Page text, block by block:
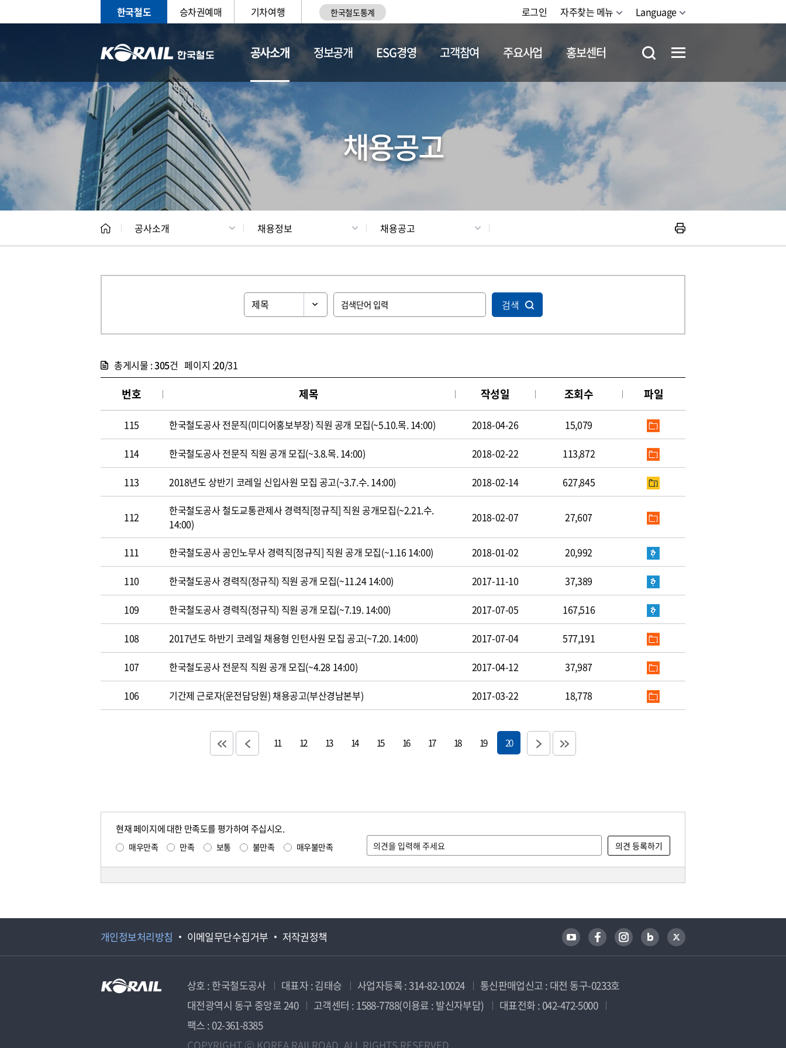
한국철도 승차권예매 기차여행 한국철도통계 로그인 자주찾는 메뉴 Language
공사소개
CEO 일반현황 채용정보
정보공개 ESG경영 고객참여 주요사업 홍보센터
채용공고
공사소개 채용정보 채용공고
검색
총게시물 :305건 페이지 :20/31
번호 제목 작성일 조회수 파일
115 한국철도공사 전문직(미디어홍보부장) 직원 공개 모집(~5.10.목. 14:00) 2018-04-26 15,079
114 한국철도공사 전문직 직원 공개 모집(~3.8.목. 14:00) 2018-02-22 113,872
113 2018년도 상반기 코레일 신입사원 모집 공고(~3.7.수. 14:00) 2018-02-14 627,845
112
한국철도공사 철도교통관제사 경력직[정규직] 직원 공개모집(~2.21.수.
14:00)
2018-02-07 27,607
111 한국철도공사 공인노무사 경력직[정규직] 직원 공개 모집(~1.16 14:00) 2018-01-02 20,992
110 한국철도공사 경력직(정규직) 직원 공개 모집(~11.24 14:00) 2017-11-10 37,389
109 한국철도공사 경력직(정규직) 직원 공개 모집(~7.19. 14:00) 2017-07-05 167,516
108 2017년도 하반기 코레일 채용형 인턴사원 모집 공고(~7.20. 14:00) 2017-07-04 577,191
107 한국철도공사 전문직 직원 공개 모집(~4.28 14:00) 2017-04-12 37,987
106 기간제 근로자(운전담당원) 채용공고(부산경남본부) 2017-03-22 18,778
11 12 13 14 15 16 17 18 19 20
현재 페이지에 대한 만족도를 평가하여 주십시오.
매우만족 만족 보통 불만족 매우불만족
개인정보처리방침 이메일무단수집거부 저작권정책
상호 : 한국철도공사 대표자 : 김태승 사업자등록 : 314-82-10024
통신판매업신고 : 대전 동구-0233호
대전광역시 동구 중앙로 240
고객센터 : 1588-7788(이용료 : 발신자부담)
대표전화 : 042-472-5000
팩스 : 02-361-8385
COPYRIGHT ⓒ KOREA RAILROAD. ALL RIGHTS RESERVED.